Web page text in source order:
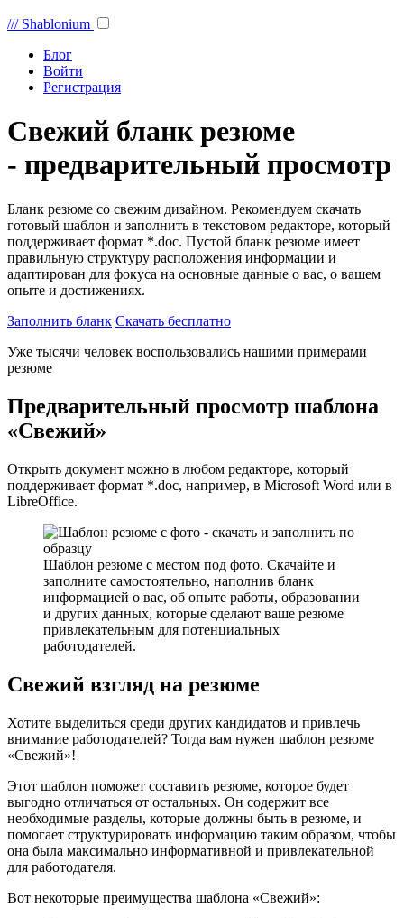
/// Shablonium
Блог
Войти
Регистрация
Свежий бланк резюме
- предварительный просмотр
Бланк резюме со свежим дизайном. Рекомендуем скачать
готовый шаблон и заполнить в текстовом редакторе, который
поддерживает формат *.doc. Пустой бланк резюме имеет
правильную структуру расположения информации и
адаптирован для фокуса на основные данные о вас, о вашем
опыте и достижениях.
Заполнить бланк Скачать бесплатно
Уже тысячи человек воспользовались нашими примерами
резюме
Предварительный просмотр шаблона
«Свежий»
Открыть документ можно в любом редакторе, который
поддерживает формат *.doc, например, в Microsoft Word или в
LibreOffice.
Шаблон резюме с местом под фото. Скачайте и
заполните самостоятельно, наполнив бланк
информацией о вас, об опыте работы, образовании
и других данных, которые сделают ваше резюме
привлекательным для потенциальных
работодателей.
Свежий взгляд на резюме
Хотите выделиться среди других кандидатов и привлечь
внимание работодателей? Тогда вам нужен шаблон резюме
«Свежий»!
Этот шаблон поможет составить резюме, которое будет
выгодно отличаться от остальных. Он содержит все
необходимые разделы, которые должны быть в резюме, и
помогает структурировать информацию таким образом, чтобы
она была максимально информативной и привлекательной
для работодателя.
Вот некоторые преимущества шаблона «Свежий»: